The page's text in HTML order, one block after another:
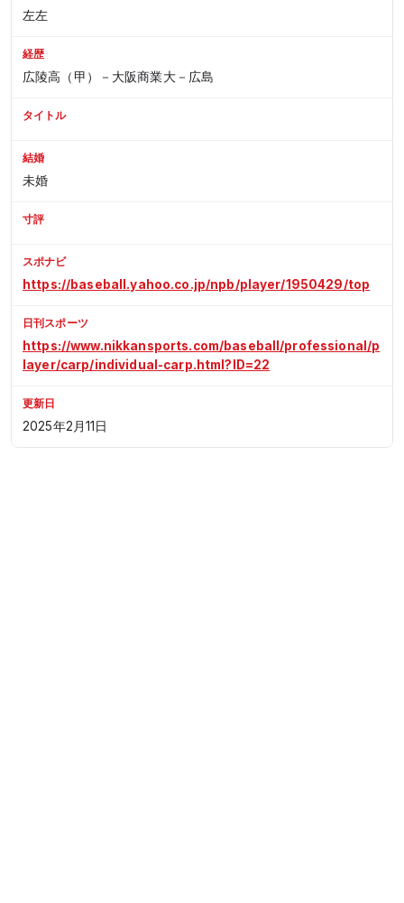
左左
経歴
広陵高（甲）－大阪商業大－広島
タイトル
結婚
未婚
寸評
スポナビ
https://baseball.yahoo.co.jp/npb/player/1950429/top
日刊スポーツ
https://www.nikkansports.com/baseball/professional/p
layer/carp/individual-carp.html?ID=22
更新日
2025年2月11日